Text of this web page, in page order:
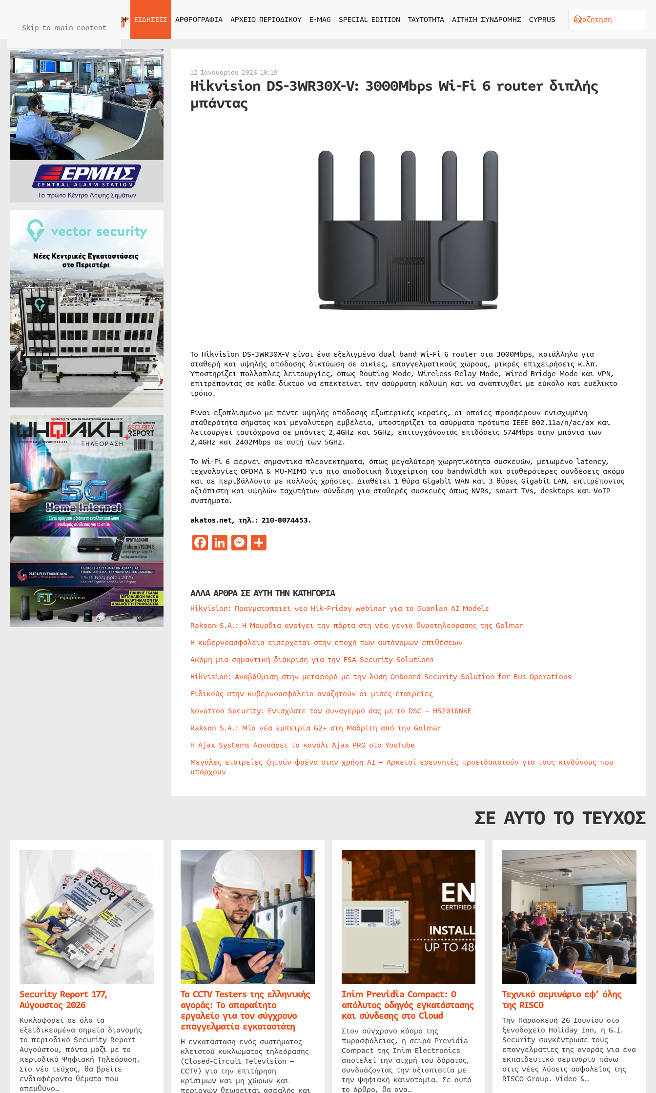
Skip to main content
ΑΡΧΙΚΗ ΕΙΔΗΣΕΙΣ ΑΡΘΡΟΓΡΑΦΙΑ ΑΡΧΕΙΟ ΠΕΡΙΟΔΙΚΟΥ E-MAG SPECIAL EDITION ΤΑΥΤΟΤΗΤΑ ΑΙΤΗΣΗ ΣΥΝΔΡΟΜΗΣ CYPRUS
12 Ιανουαρίου 2026 10:19
Hikvision DS-3WR30X-V: 3000Mbps Wi-Fi 6 router διπλής
μπάντας
Το Hikvision DS-3WR30X-V είναι ένα εξελιγμένο dual band Wi-Fi 6 router στα 3000Mbps, κατάλληλο για
σταθερή και υψηλής απόδοσης δικτύωση σε οικίες, επαγγελματικούς χώρους, μικρές επιχειρήσεις κ.λπ.
Υποστηρίζει πολλαπλές λειτουργίες, όπως Routing Mode, Wireless Relay Mode, Wired Bridge Mode και VPN,
επιτρέποντας σε κάθε δίκτυο να επεκτείνει την ασύρματη κάλυψη και να αναπτυχθεί με εύκολο και ευέλικτο
τρόπο.
Είναι εξοπλισμένο με πέντε υψηλής απόδοσης εξωτερικές κεραίες, οι οποίες προσφέρουν ενισχυμένη
σταθερότητα σήματος και μεγαλύτερη εμβέλεια, υποστηρίζει τα ασύρματα πρότυπα IEEE 802.11a/n/ac/ax και
λειτουργεί ταυτόχρονα σε μπάντες 2,4GHz και 5GHz, επιτυγχάνοντας επιδόσεις 574Mbps στην μπάντα των
2,4GHz και 2402Mbps σε αυτή των 5GHz.
Το Wi-Fi 6 φέρνει σημαντικά πλεονεκτήματα, όπως μεγαλύτερη χωρητικότητα συσκευών, μειωμένο latency,
τεχνολογίες OFDMA & MU-MIMO για πιο αποδοτική διαχείριση του bandwidth και σταθερότερες συνδέσεις ακόμα
και σε περιβάλλοντα με πολλούς χρήστες. Διαθέτει 1 θύρα Gigabit WAN και 3 θύρες Gigabit LAN, επιτρέποντας
αξιόπιστη και υψηλών ταχυτήτων σύνδεση για σταθερές συσκευές όπως NVRs, smart TVs, desktops και VoIP
συστήματα.
akatos.net, τηλ.: 210-8074453.
Facebook
LinkedIn
Messenger
Μοιραστείτε
ΑΛΛΑ ΑΡΘΡΑ ΣΕ ΑΥΤΗ ΤΗΝ ΚΑΤΗΓΟΡΙΑ
Hikvision: Πραγματοποιεί νέο Hik-Friday webinar για τα Guanlan AI Models
Rakson S.A.: Η Μούρθια ανοίγει την πόρτα στη νέα γενιά θυροτηλεόρασης της Golmar
Η κυβερνοασφάλεια εισέρχεται στην εποχή των αυτόνομων επιθέσεων
Ακόμη μία σημαντική διάκριση για την ESA Security Solutions
Hikvision: Αναβάθμιση στην μεταφορά με την λύση Onboard Security Solution for Bus Operations
Ειδικούς στην κυβερνοασφάλεια αναζητούν οι μισές εταιρείες
Novatron Security: Ενισχύστε τον συναγερμό σας με το DSC – HS2016NKE
Rakson S.A.: Μία νέα εμπειρία G2+ στη Μαδρίτη από την Golmar
Η Ajax Systems λανσάρει το κανάλι Ajax PRO στο YouTube
Μεγάλες εταιρείες ζητούν φρένο στην χρήση AI – Αρκετοί ερευνητές προειδοποιούν για τους κινδύνους που
υπάρχουν
ΣΕ ΑΥΤΟ ΤΟ ΤΕΥΧΟΣ
Security Report 177,
Αύγουστος 2026
Κυκλοφορεί σε όλα τα
εξειδικευμένα σημεία διανομής
το περιοδικό Security Report
Αυγούστου, πάντα μαζί με το
περιοδικό Ψηφιακή Τηλεόραση.
Στο νέο τεύχος, θα βρείτε
ενδιαφέροντα θέματα που
απευθύνο…
Τα CCTV Testers της ελληνικής
αγοράς: Το απαραίτητο
εργαλείο για τον σύγχρονο
επαγγελματία εγκαταστάτη
Η εγκατάσταση ενός συστήματος
κλειστού κυκλώματος τηλεόρασης
(Closed-Circuit Television –
CCTV) για την επιτήρηση
κρίσιμων και μη χώρων και
περιοχών θεωρείται ασφαλής και
Inim Previdia Compact: Ο
απόλυτος οδηγός εγκατάστασης
και σύνδεσης στο Cloud
Στον σύγχρονο κόσμο της
πυρασφάλειας, η σειρά Previdia
Compact της Inim Electronics
αποτελεί την αιχμή του δόρατος,
συνδυάζοντας την αξιοπιστία με
την ψηφιακή καινοτομία. Σε αυτό
το άρθρο, θα ανα…
Τεχνικό σεμινάριο εφ’ όλης
της RISCO
Την Παρασκευή 26 Ιουνίου στο
ξενοδοχείο Holiday Inn, η G.I.
Security συγκέντρωσε τους
επαγγελματίες της αγοράς για ένα
εκπαιδευτικό σεμινάριο πάνω
στις νέες λύσεις ασφαλείας της
RISCO Group. Video &…